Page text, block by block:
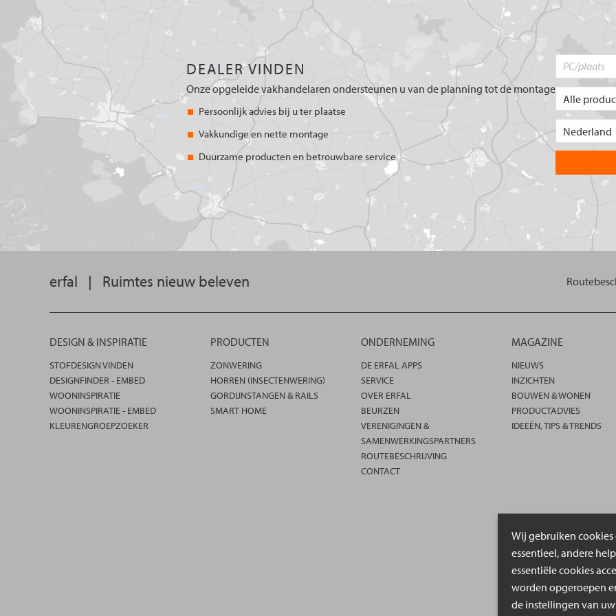
Wij gebruiken
essentieel, andere
essentiële cookies
worden opgeroepen
de instellingen van
DEALER VINDEN
Onze opgeleide vakhandelaren ondersteunen u van de planning tot de montage
Persoonlijk advies bij u ter plaatse
Vakkundige en nette montage
Duurzame producten en betrouwbare service
erfal | Ruimtes nieuw beleven
DESIGN & INSPIRATIE
STOFDESIGN VINDEN
DESIGNFINDER - EMBED
WOONINSPIRATIE
WOONINSPIRATIE - EMBED
KLEURENGROEPZOEKER
PRODUCTEN
ZONWERING
HORREN (INSECTENWERING)
GORDIJNSTANGEN & RAILS
SMART HOME
ONDERNEMING
DE ERFAL APPS
SERVICE
OVER ERFAL
BEURZEN
VERENIGINGEN &
SAMENWERKINGSPARTNERS
ROUTEBESCHRIJVING
CONTACT
MAGAZINE
NIEUWS
INZICHTEN
BOUWEN & WONEN
PRODUCTADVIES
IDEEËN, TIPS & TRENDS